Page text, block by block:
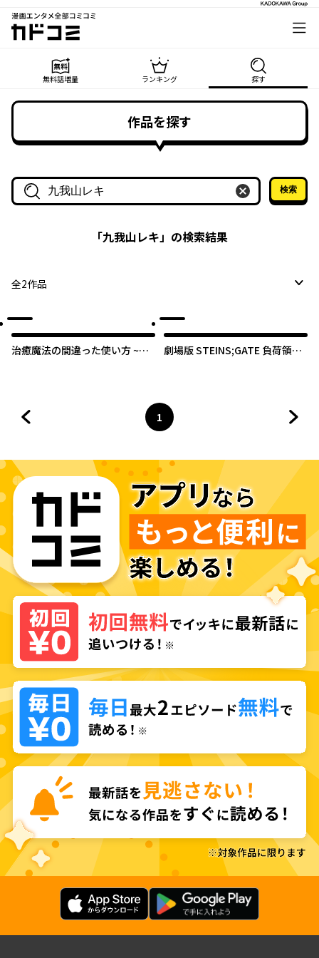
漫画エンタメ全部コミコミ
カドコミ
無料話増量 ランキング 探す
作品を探す
作品名・作家名で探す
検索
「九我山レキ」の検索結果
全2作品
治癒魔法の間違った使い方 ~戦
劇場版 STEINS;GATE 負荷領域
ページ
1
へ